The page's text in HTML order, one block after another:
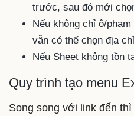
trước, sau đó mới
Nếu không chỉ ô/
vẫn có thể chọn địa
Nếu Sheet không tồn
Quy trình tạo menu
Song song với link đến